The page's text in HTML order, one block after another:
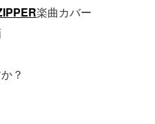
楽曲カバー
？